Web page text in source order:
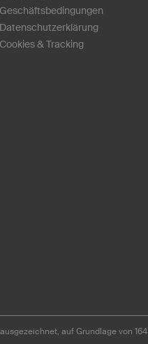
Geschäftsbedingungen
Datenschutzerklärung
Cookies & Tracking
auf Grundlage von 164